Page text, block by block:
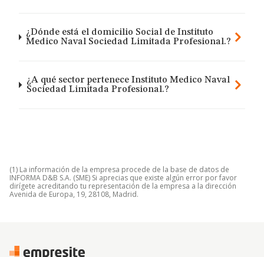
¿Dónde está el domicilio Social de Instituto
Medico Naval Sociedad Limitada Profesional.?
¿A qué sector pertenece Instituto Medico Naval
Sociedad Limitada Profesional.?
(1) La información de la empresa procede de la base de datos de
INFORMA D&B S.A. (SME) Si aprecias que existe algún error por favor
dirígete acreditando tu representación de la empresa a la dirección
Avenida de Europa, 19, 28108, Madrid.